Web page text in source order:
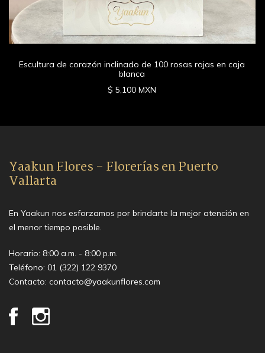
Escultura de corazón inclinado de 100 rosas rojas en caja
blanca
$ 5,100 MXN
Yaakun Flores - Florerías en Puerto
Vallarta
En Yaakun nos esforzamos por brindarte la mejor atención en
el menor tiempo posible.
Horario: 8:00 a.m. - 8:00 p.m.
Teléfono: 01 (322) 122 9370
Contacto: contacto@yaakunflores.com